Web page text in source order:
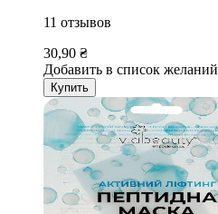
11 отзывов
30,90 ₴
Добавить в список желаний
Купить